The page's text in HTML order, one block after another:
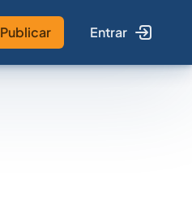
Publicar Entrar